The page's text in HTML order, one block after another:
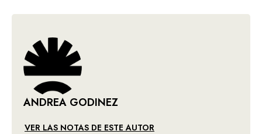
ANDREA GODINEZ
VER LAS NOTAS DE ESTE AUTOR